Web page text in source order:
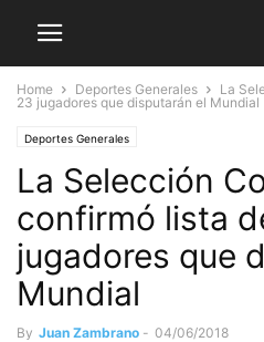
Home Deportes Generales
La
23 jugadores que disputarán el Mundial
Deportes Generales
La Selección
confirmó lista
jugadores que
Mundial
By Juan Zambrano - 04/06/2018